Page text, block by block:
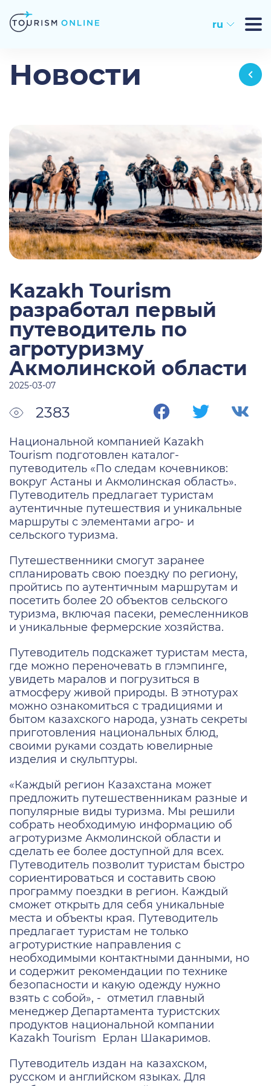
ru
Новости
Kazakh Tourism
разработал первый
путеводитель по
агротуризму
Акмолинской области
2025-03-07
2383
Национальной компанией Kazakh
Tourism подготовлен каталог-
путеводитель «По следам кочевников:
вокруг Астаны и Акмолинская область».
Путеводитель предлагает туристам
аутентичные путешествия и уникальные
маршруты с элементами агро- и
сельского туризма.
Путешественники смогут заранее
спланировать свою поездку по региону,
пройтись по аутентичным маршрутам и
посетить более 20 объектов сельского
туризма, включая пасеки, ремесленников
и уникальные фермерские хозяйства.
Путеводитель подскажет туристам места,
где можно переночевать в глэмпинге,
увидеть маралов и погрузиться в
атмосферу живой природы. В этнотурах
можно ознакомиться с традициями и
бытом казахского народа, узнать секреты
приготовления национальных блюд,
своими руками создать ювелирные
изделия и скульптуры.
«Каждый регион Казахстана может
предложить путешественникам разные и
популярные виды туризма. Мы решили
собрать необходимую информацию об
агротуризме Акмолинской области и
сделать ее более доступной для всех.
Путеводитель позволит туристам быстро
сориентироваться и составить свою
программу поездки в регион. Каждый
сможет открыть для себя уникальные
места и объекты края. Путеводитель
предлагает туристам не только
агротуристкие направления с
необходимыми контактными данными, но
и содержит рекомендации по технике
безопасности и какую одежду нужно
взять с собой», - отметил главный
менеджер Департамента туристских
продуктов национальной компании
Kazakh Tourism Ерлан Шакаримов.
Путеводитель издан на казахском,
русском и английском языках. Для